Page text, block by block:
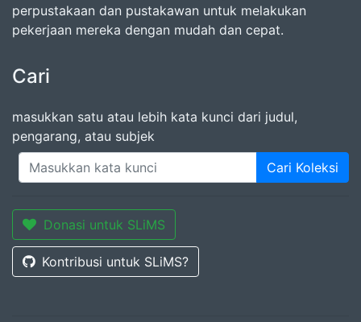
perpustakaan dan pustakawan untuk melakukan
pekerjaan mereka dengan mudah dan cepat.
Cari
masukkan satu atau lebih kata kunci dari judul,
pengarang, atau subjek
Cari Koleksi
Donasi untuk SLiMS
Kontribusi untuk SLiMS?